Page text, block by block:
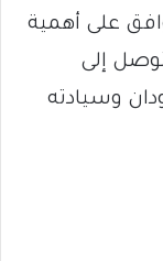
على أهمية
إلى
وسيادته